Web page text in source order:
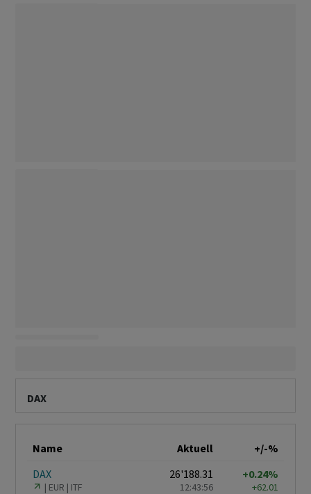
DAX
Name Aktuell
+/-%
DAX
EUR ITF
26'188.31
12:43:56
+0.24%
+62.01